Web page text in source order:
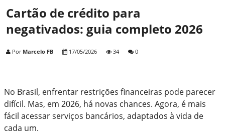
Cartão de crédito para
negativados: guia completo 2026
Por Marcelo FB 17/05/2026 34 0
No Brasil, enfrentar restrições financeiras pode parecer
difícil. Mas, em 2026, há novas chances. Agora, é mais
fácil acessar serviços bancários, adaptados à vida de
cada um.